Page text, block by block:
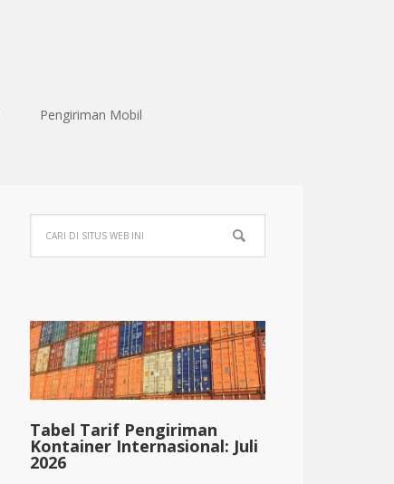
Pengiriman Mobil
Tabel Tarif Pengiriman
Kontainer Internasional: Juli
2026